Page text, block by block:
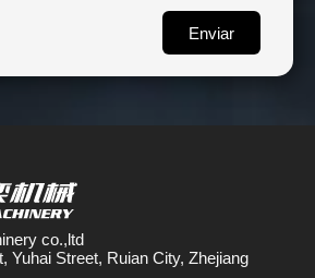
Enviar
co.,ltd
Yuhai Street, Ruian City, Zhejiang